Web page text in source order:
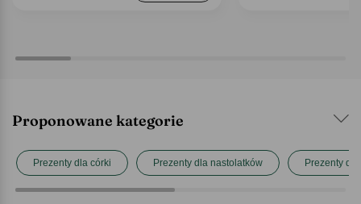
Proponowane kategorie
Prezenty dla córki Prezenty dla nastolatków Prezenty